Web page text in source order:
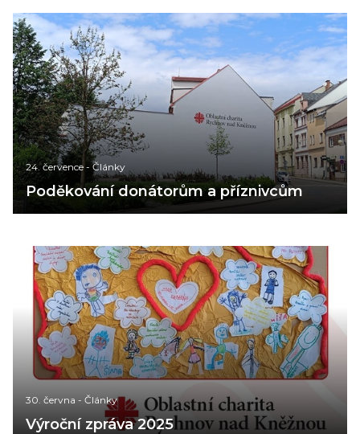
24. července - Články
Poděkování donátorům a příznivcům
30. června - Články
Výroční zpráva 2025